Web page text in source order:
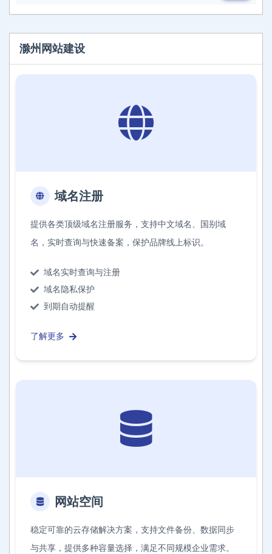
滁州网站建设
域名注册
提供各类顶级域名注册服务，支持中文域名、国别域
名，实时查询与快速备案，保护品牌线上标识。
域名实时查询与注册
域名隐私保护
到期自动提醒
了解更多
网站空间
稳定可靠的云存储解决方案，支持文件备份、数据同步
与共享，提供多种容量选择，满足不同规模企业需求。